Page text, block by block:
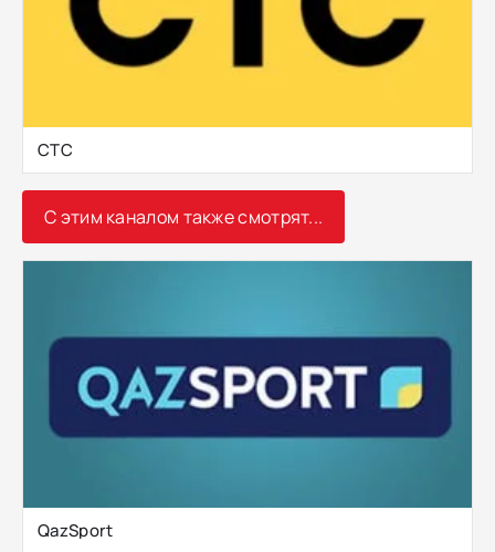
СТС
С этим каналом также смотрят...
QazSport